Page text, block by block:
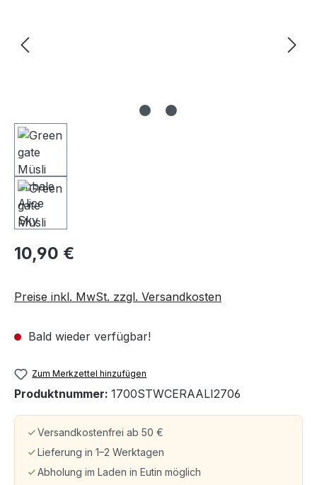
10,90 €
Preise inkl. MwSt. zzgl. Versandkosten
Bald wieder verfügbar!
Zum Merkzettel hinzufügen
Produktnummer: 1700STWCERAALI2706
Versandkostenfrei ab 50 €
Lieferung in 1–2 Werktagen
Abholung im Laden in Eutin möglich